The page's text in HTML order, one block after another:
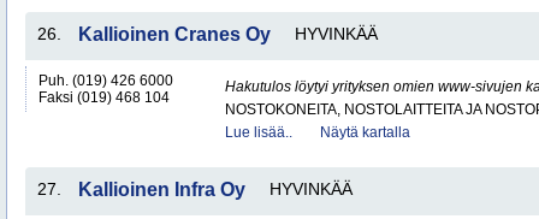
26. Kallioinen Cranes Oy HYVINKÄÄ
Puh. (019) 426 6000
Faksi (019) 468 104
Hakutulos löytyi yrityksen omien www-sivujen
NOSTOKONEITA, NOSTOLAITTEITA JA
Lue lisää..
Näytä kartalla
27. Kallioinen Infra Oy HYVINKÄÄ